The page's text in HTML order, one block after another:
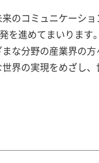
のコミュニケーショ
進めてまいります
な分野の産業界の
界の実現をめざし